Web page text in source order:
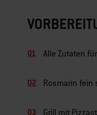
Alle Zutaten
Rosmarin fein
Grill mit